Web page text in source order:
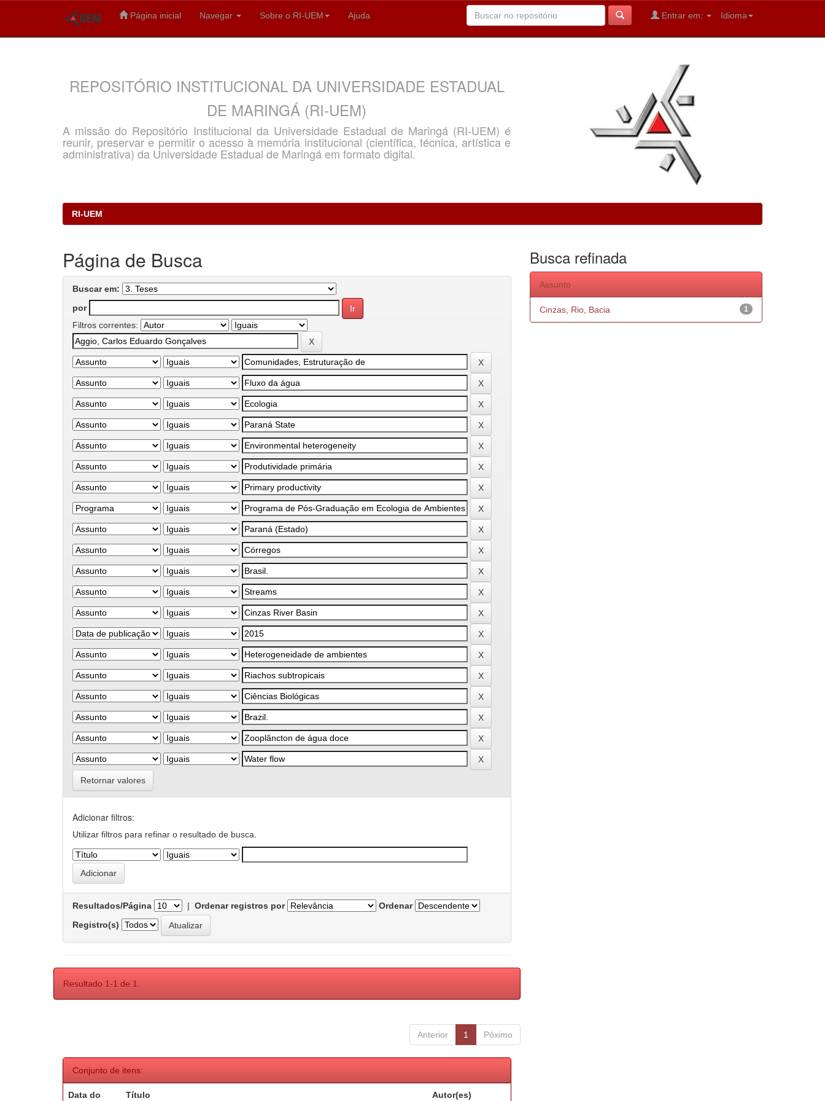
Página inicial Navegar Sobre o RI-UEM Ajuda Idioma
Entrar em:
REPOSITÓRIO INSTITUCIONAL DA UNIVERSIDADE ESTADUAL
DE MARINGÁ (RI-UEM)
A missão do Repositório Institucional da Universidade Estadual de Maringá (RI-UEM) é
reunir, preservar e permitir o acesso à memória institucional (científica, técnica, artística e
administrativa) da Universidade Estadual de Maringá em formato digital.
RI-UEM
Página de Busca
Buscar em:
por
Filtros correntes:
Retornar valores
Adicionar filtros:
Utilizar filtros para refinar o resultado de busca.
Resultados/Página | Ordenar registros por
Ordenar
Registro(s)
Resultado 1-1 de 1.
Anterior 1 Póximo
Conjunto de itens:
Data do Título Autor(es)
Busca refinada
Assunto
1
Cinzas, Rio, Bacia